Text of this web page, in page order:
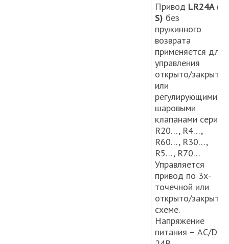
Привод LR24A (-
S) без
пружинного
возврата
применяется для
управления
открыто/закрыто
или
регулирующими
шаровыми
клапанами серий
R20…, R4…,
R60…, R30…,
R5…, R70…
Управляется
привод по 3х-
точечной или
открыто/закрыто
схеме.
Напряжение
питания – АС/DC